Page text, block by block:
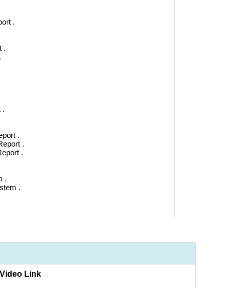
.
.
.
.
.
.
.
.
Video Link